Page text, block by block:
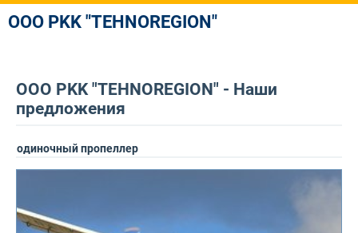
OOO PKK "TEHNOREGION"
OOO PKK "TEHNOREGION" - Наши
предложения
одиночный пропеллер